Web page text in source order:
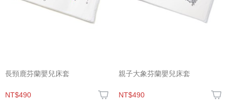
長頸鹿芬蘭嬰兒床套
NT$490
親子大象芬蘭嬰兒床套
NT$490